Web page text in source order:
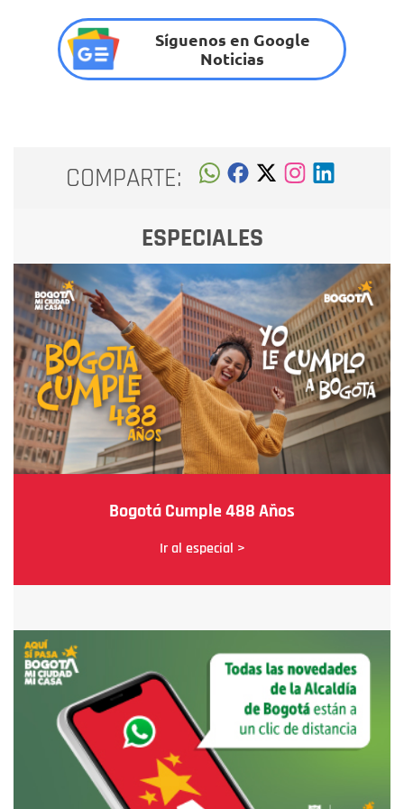
Síguenos en Google
Noticias
COMPARTE:
ESPECIALES
Bogotá Cumple 488 Años
Ir al especial >